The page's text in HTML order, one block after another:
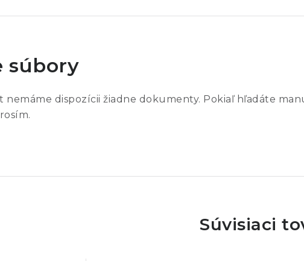
súbory
dispozícii žiadne dokumenty. Pokiaľ hľadáte
Súvisiaci